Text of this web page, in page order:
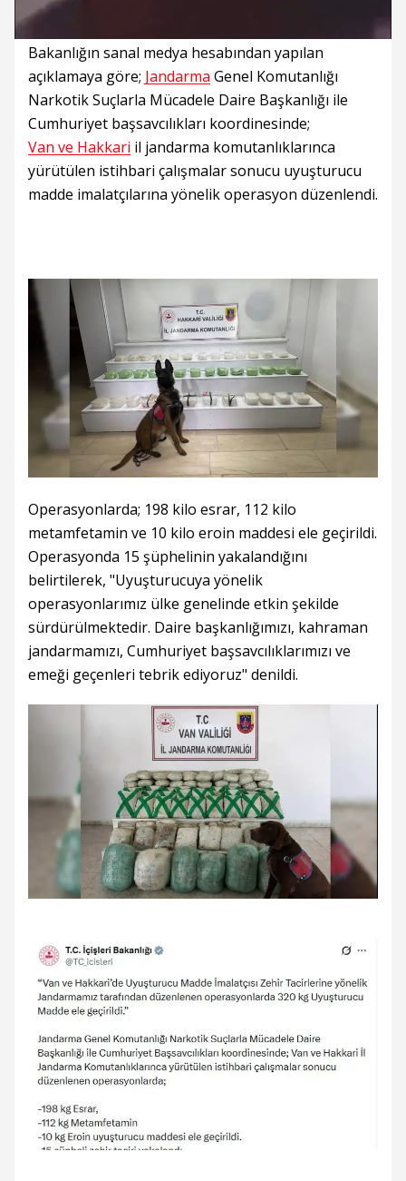
0%
0%
Bakanlığın sanal medya hesabından yapılan
açıklamaya göre; Jandarma Genel Komutanlığı
Narkotik Suçlarla Mücadele Daire Başkanlığı ile
Cumhuriyet başsavcılıkları koordinesinde;
Van ve Hakkari il jandarma komutanlıklarınca
yürütülen istihbari çalışmalar sonucu uyuşturucu
madde imalatçılarına yönelik operasyon düzenlendi.
Operasyonlarda; 198 kilo esrar, 112 kilo
metamfetamin ve 10 kilo eroin maddesi ele geçirildi.
Operasyonda 15 şüphelinin yakalandığını
belirtilerek, "Uyuşturucuya yönelik
operasyonlarımız ülke genelinde etkin şekilde
sürdürülmektedir. Daire başkanlığımızı, kahraman
jandarmamızı, Cumhuriyet başsavcılıklarımızı ve
emeği geçenleri tebrik ediyoruz" denildi.